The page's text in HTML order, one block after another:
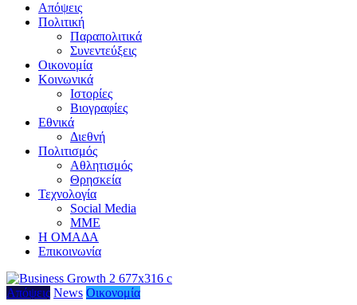
Απόψεις
Πολιτική
Παραπολιτικά
Συνεντεύξεις
Οικονομία
Κοινωνικά
Ιστορίες
Βιογραφίες
Εθνικά
Διεθνή
Πολιτισμός
Αθλητισμός
Θρησκεία
Τεχνολογία
Social Media
ΜΜΕ
Η ΟΜΑΔΑ
Επικοινωνία
Απόψεις News Οικονομία